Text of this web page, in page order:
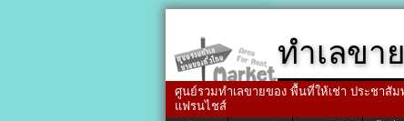
ทำเลขา
ศูนย์รวมทำเลขายของ พื้นที่ให้เช่า ประชาสั
แฟรนไชส์